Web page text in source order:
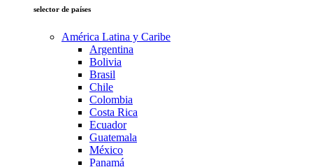
selector de países
América Latina y Caribe
Argentina
Bolivia
Brasil
Chile
Colombia
Costa Rica
Ecuador
Guatemala
México
Panamá